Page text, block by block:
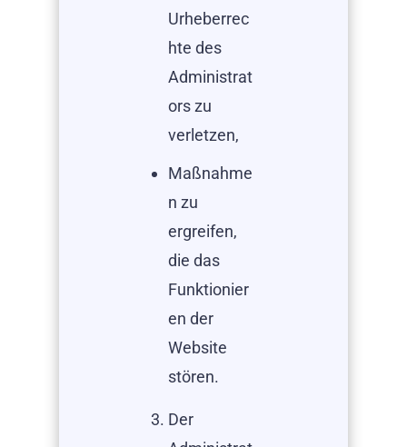
Urheberrec
hte des
Administrat
ors zu
verletzen,
Maßnahme
n zu
ergreifen,
die das
Funktionier
en der
Website
stören.
Der